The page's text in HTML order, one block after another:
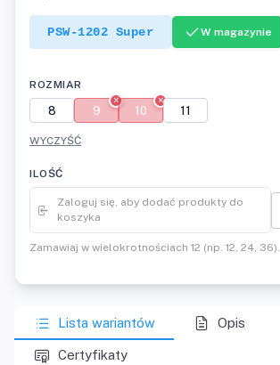
PSW-1202 Super W magazynie
ROZMIAR
8 9 10 11
WYCZYŚĆ
ILOŚĆ
Zaloguj się, aby dodać produkty do
koszyka
Zamawiaj w wielokrotnościach 12 (np. 12, 24, 36).
Lista wariantów Opis
Certyfikaty